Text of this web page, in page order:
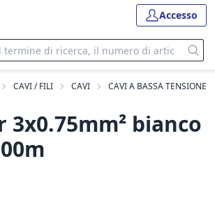
Accesso
CAVI / FILI CAVI CAVI A BASSA TENSIONE
3x0.75mm² bianco